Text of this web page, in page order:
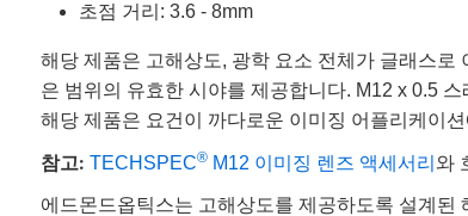
초점 거리: 3.6 - 8mm
해당 제품은 고해상도, 광학 요소 전체가 글래스
은 범위의 유효한 시야를 제공합니다. M12 x 0.5
해당 제품은 요건이 까다로운 이미징 어플리케이
참고: TECHSPEC®M12 이미징 렌즈 액세서리 와
에드몬드옵틱스는 고해상도를 제공하도록 설계